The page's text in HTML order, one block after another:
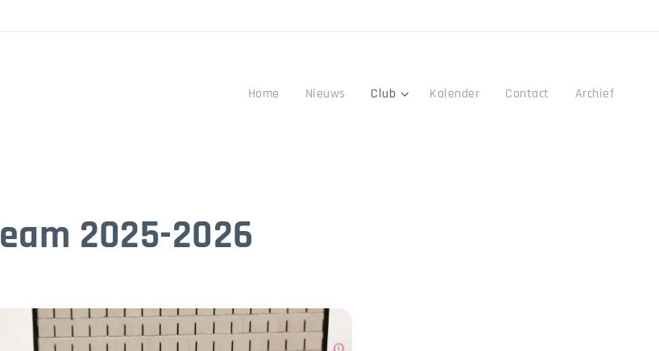
Home Nieuws Club Kalender Contact Archief
2025-2026